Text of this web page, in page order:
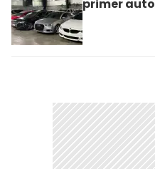
primer auto